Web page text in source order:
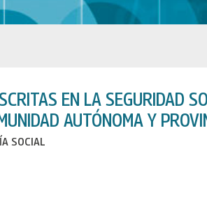
EN LA SEGURIDAD
AUTÓNOMA Y
SOCIAL